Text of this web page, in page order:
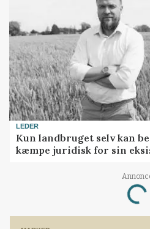
LEDER
Kun landbruget selv kan
kæmpe juridisk for sin